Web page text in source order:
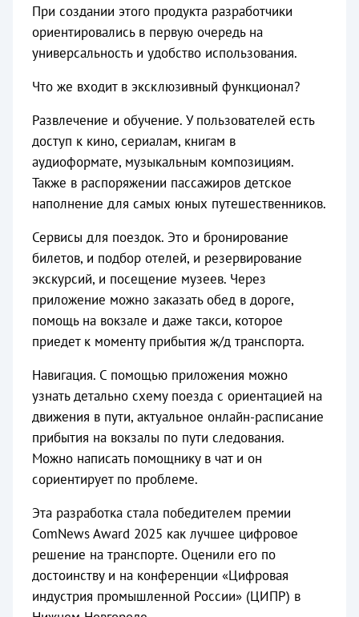
При создании этого продукта разработчики
ориентировались в первую очередь на
универсальность и удобство использования.
Что же входит в эксклюзивный функционал?
Развлечение и обучение. У пользователей есть
доступ к кино, сериалам, книгам в
аудиоформате, музыкальным композициям.
Также в распоряжении пассажиров детское
наполнение для самых юных путешественников.
Сервисы для поездок. Это и бронирование
билетов, и подбор отелей, и резервирование
экскурсий, и посещение музеев. Через
приложение можно заказать обед в дороге,
помощь на вокзале и даже такси, которое
приедет к моменту прибытия ж/д транспорта.
Навигация. С помощью приложения можно
узнать детально схему поезда с ориентацией на
движения в пути, актуальное онлайн-расписание
прибытия на вокзалы по пути следования.
Можно написать помощнику в чат и он
сориентирует по проблеме.
Эта разработка стала победителем премии
ComNews Award 2025 как лучшее цифровое
решение на транспорте. Оценили его по
достоинству и на конференции «Цифровая
индустрия промышленной России» (ЦИПР) в